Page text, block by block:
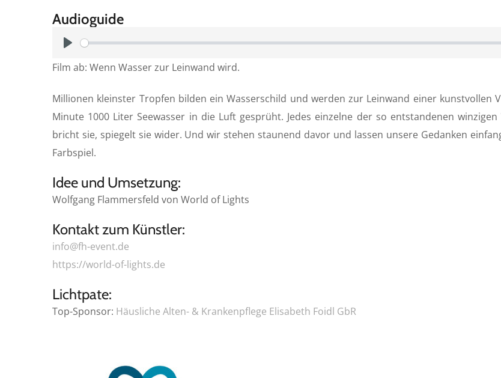
Audioguide
l
y
Film ab: Wenn Wasser zur Leinwand wird.
Millionen kleinster Tropfen bilden ein Wasserschild und werden zur Leinwand einer
Minute 1000 Liter Seewasser in die Luft gesprüht. Jedes einzelne der so entstandenen
bricht sie, spiegelt sie wider. Und wir stehen staunend davor und lassen unsere Gedanken
Farbspiel.
Idee und Umsetzung:
Wolfgang Flammersfeld von World of Lights
Kontakt zum Künstler:
info@fh-event.de
https://world-of-lights.de
Lichtpate:
Top-Sponsor: Häusliche Alten- & Krankenpflege Elisabeth Foidl GbR